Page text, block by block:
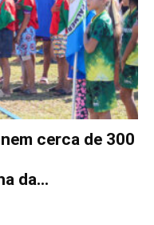
cerca de 300
da...